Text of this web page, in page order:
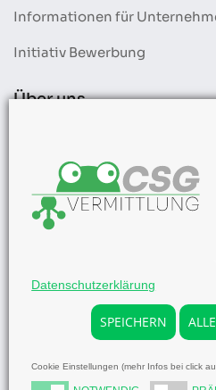
Datenschutzerklärung
SPEICHERN
Cookie Einstellungen (mehr Infos bei click
Informationen für
Initiativ Bewerbung
Über uns
Aktuelles
Information